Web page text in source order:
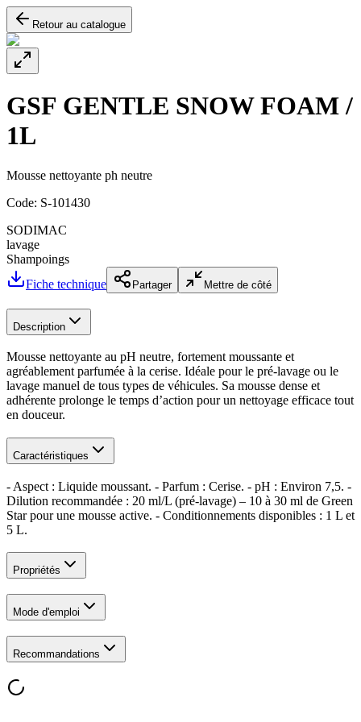
Retour au catalogue
GSF GENTLE SNOW FOAM /
1L
Mousse nettoyante ph neutre
Code: S-101430
SODIMAC
lavage
Shampoings
Fiche technique
Partager Mettre de côté
Description
Mousse nettoyante au pH neutre, fortement moussante et
agréablement parfumée à la cerise. Idéale pour le pré-lavage ou le
lavage manuel de tous types de véhicules. Sa mousse dense et
adhérente prolonge le temps d’action pour un nettoyage efficace tout
en douceur.
Caractéristiques
- Aspect : Liquide moussant. - Parfum : Cerise. - pH : Environ 7,5. -
Dilution recommandée : 20 ml/L (pré-lavage) – 10 à 30 ml de Green
Star pour une mousse active. - Conditionnements disponibles : 1 L et
5 L.
Propriétés
Mode d'emploi
Recommandations